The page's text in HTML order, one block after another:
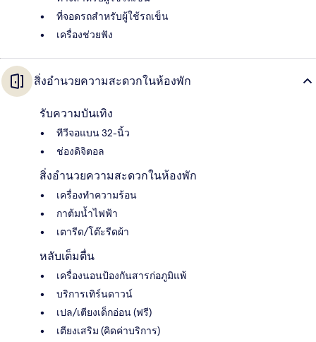
ที่จอดรถสำหรับผู้ใช้รถเข็น
เครื่องช่วยฟัง
สิ่งอำนวยความสะดวกในห้องพัก
รับความบันเทิง
ทีวีจอแบน 32-นิ้ว
ช่องดิจิตอล
สิ่งอำนวยความสะดวกในห้องพัก
เครื่องทำความร้อน
กาต้มน้ำไฟฟ้า
เตารีด/โต๊ะรีดผ้า
หลับเต็มตื่น
เครื่องนอนป้องกันสารก่อภูมิแพ้
บริการเทิร์นดาวน์
เปล/เตียงเด็กอ่อน (ฟรี)
เตียงเสริม (คิดค่าบริการ)